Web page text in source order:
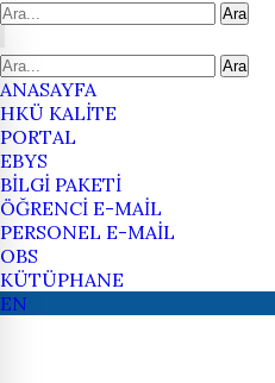
Ara
Ara
ANASAYFA
HKÜ KALİTE
PORTAL
EBYS
BİLGİ PAKETİ
ÖĞRENCİ E-MAİL
PERSONEL E-MAİL
OBS
KÜTÜPHANE
EN